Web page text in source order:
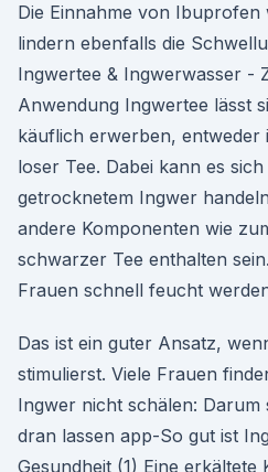
Die Einnahme von Ibuprofen
lindern ebenfalls die
Ingwertee & Ingwerwasser -
Anwendung Ingwertee lässt
käuflich erwerben, entweder
loser Tee. Dabei kann es
getrocknetem Ingwer
andere Komponenten wie
schwarzer Tee enthalten
Frauen schnell feucht
Das ist ein guter Ansatz,
stimulierst. Viele Frauen
Ingwer nicht schälen: Darum
dran lassen app-So gut ist
Gesundheit (1) Eine erkältete